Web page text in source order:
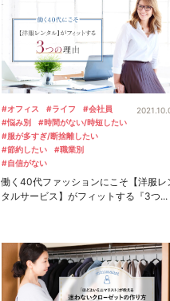
#オフィス #ライフ
#会社員
#悩み別
#時間がない/時短したい
#服が多すぎ/断捨離したい
#節約したい
#職業別
#自信がない
働く40代ファッションにこそ【洋服レ
タルサービス】がフィットする『3つ...